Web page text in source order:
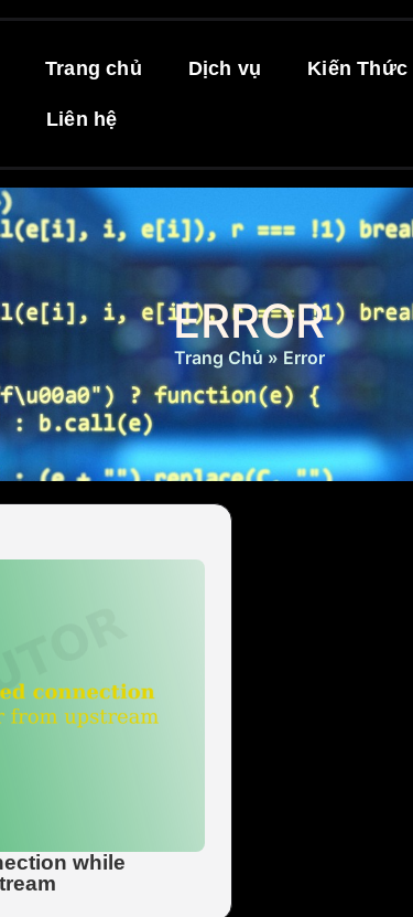
Trang chủ Dịch vụ Kiến Thức
Liên hệ
ERROR
Trang Chủ» Error
while